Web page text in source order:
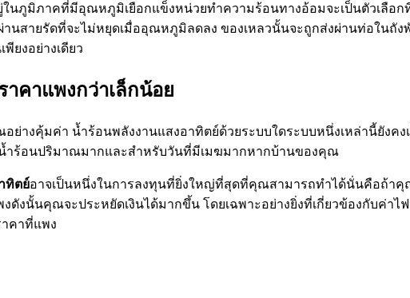
นภูมิภาคที่มีอุณหภูมิเยือกแข็งหน่วยทำความร้อนทางอ้อมจะเป็นตัวเลือก
นสายรัดที่จะไม่หยุดเมื่ออุณหภูมิลดลง ของเหลวนั้นจะถูกส่งผ่านท่อในถั
ยงอย่างเดียว
คาแพงกว่าเล็กน้อย
างคุ้มค่า น้ำร้อนพลังงานแสงอาทิตย์ด้วยระบบใดระบบหนึ่งเหล่านี้ยังค
ำร้อนปริมาณมากและสำหรับวันที่มีเมฆมากหากบ้านของคุณ
ทิตย์อาจเป็นหนึ่งในการลงทุนที่ยิ่งใหญ่ที่สุดที่คุณสามารถทำได้นั่นคือถ้าคุ
งนั้นคุณจะประหยัดเงินได้มากขึ้น โดยเฉพาะอย่างยิ่งที่เกี่ยวข้องกับค่า
คาที่แพง